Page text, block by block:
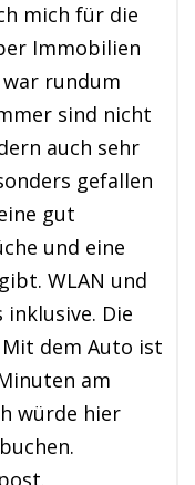
mich für die
Immobilien
rundum
sind nicht
auch sehr
gefallen
gut
und eine
WLAN und
inklusive. Die
dem Auto ist
am
würde hier